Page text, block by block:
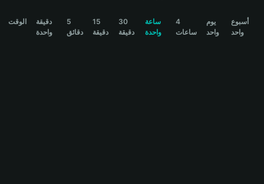
বাংলাالوقت
دقيقة
واحدة
5
دقائق
15
دقيقة
30
دقيقة
ساعة
واحدة
4
ساعات
يوم
واحد
أسبوع
واحد